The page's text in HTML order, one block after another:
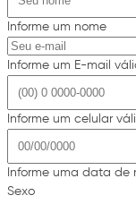
Informe um nome
Informe um E-mail
Informe um celular
Informe uma data de
Sexo